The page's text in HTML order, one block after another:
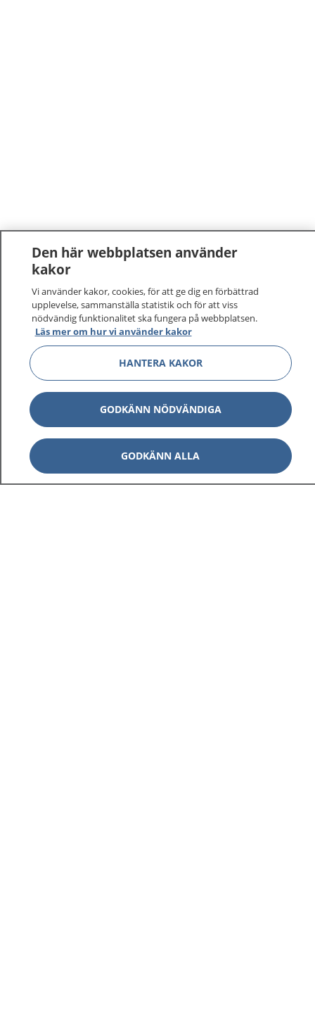
Den här webbplatsen använder
kakor
Vi använder kakor, cookies, för att ge dig en förbättrad
upplevelse, sammanställa statistik och för att viss
nödvändig funktionalitet ska fungera på webbplatsen.
Läs mer om hur vi använder kakor
HANTERA KAKOR
GODKÄNN NÖDVÄNDIGA
GODKÄNN ALLA